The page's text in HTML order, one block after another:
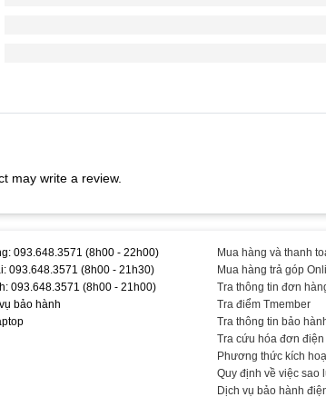
ta nghe tiếng kêu tít tít kéo dài, máy boot vào windown
mở Word ra gõ chữ sẽ thấy.
phím sẽ thu hút lũ kiến đến “cắn phá” bàn phím
để quét sạch bụi bám dưới các khe phím.
#A500 #A505 #A505D #(Đen) # #T #TEEMO
may write a review.
093.648.3571 (8h00 - 22h00)
093.648.3571 (8h00 - 21h30)
093.648.3571 (8h00 - 21h00)
bảo hành
Mua hàng và thanh
Mua hàng trả góp
Tra thông tin đơn
Tra điểm Tmember
Tra thông tin bảo
Tra cứu hóa đơn
Phương thức kích
Quy định về việc sao
Dịch vụ bảo hành